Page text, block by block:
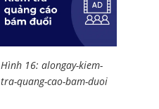
Hình 16: alongay-kiem-
tra-quang-cao-bam-duoi